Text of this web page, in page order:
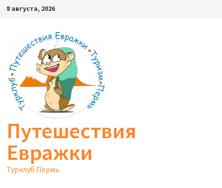
Перейти
содержимому
8 августа, 2026
Путешествия
Евражки
Турклуб Пермь